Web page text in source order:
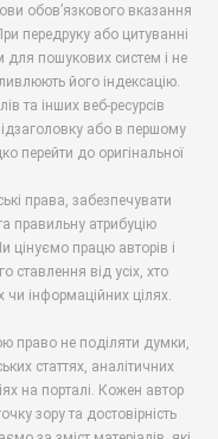
обов’язкового вказання
передруку або цитуванні
для пошукових систем і не
його індексацію.
та інших веб-ресурсів
або в першому
перейти до оригінальної
права, забезпечувати
правильну атрибуцію
цінуємо працю авторів і
ставлення від усіх, хто
чи інформаційних цілях.
право не поділяти думки,
статтях, аналітичних
на порталі. Кожен автор
зору та достовірність